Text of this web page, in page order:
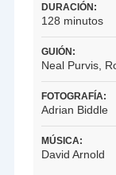
DURACIÓN:
128 minutos
GUIÓN:
Neal Purvis,
FOTOGRAFÍA:
Adrian Biddle
MÚSICA:
David Arnold